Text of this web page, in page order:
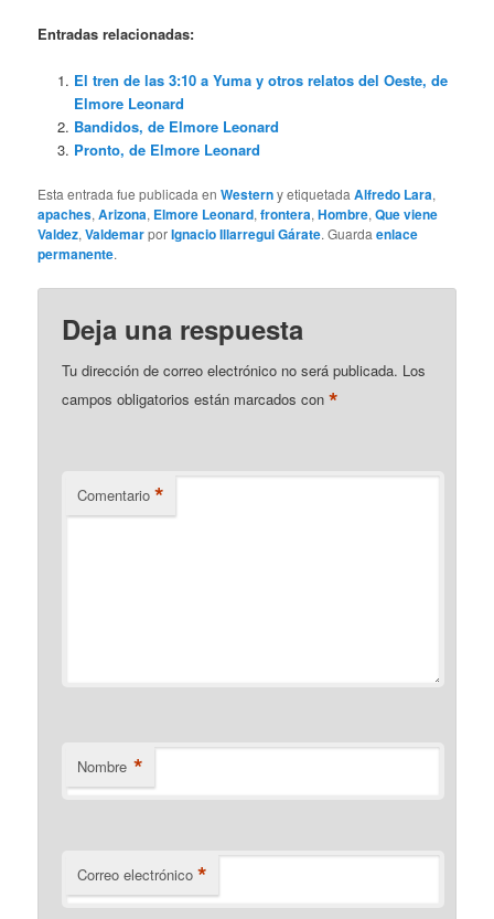
Entradas relacionadas:
El tren de las 3:10 a Yuma y otros relatos del Oeste, de
Elmore Leonard
Bandidos, de Elmore Leonard
Pronto, de Elmore Leonard
Esta entrada fue publicada enWesterny etiquetadaAlfredo Lara,
apaches,Arizona, Elmore Leonard,frontera,Hombre,Que viene
Valdez,ValdemarporIgnacio Illarregui Gárate. Guardaenlace
permanente.
Deja una respuesta
Tu dirección de correo electrónico no será publicada. Los
campos obligatorios están marcados con*
Comentario *
Nombre *
Correo electrónico *